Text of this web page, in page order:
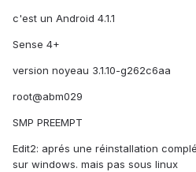
c'est un Android 4.1.1
Sense 4+
version noyeau 3.1.10-g262c6aa
root@abm029
SMP PREEMPT
Edit2: aprés une réinstallation
sur windows. mais pas sous linux